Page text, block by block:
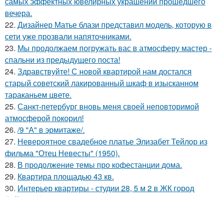
вечера.
22. Дизайнер Матье блази представил модель, которую в
сети уже прозвали напяточниками.
23. Мы продолжаем погружать вас в атмосферу мастер -
спальни из предыдущего поста!
24. Здравствуйте! С новой квартирой нам достался
старый советский лакированный шкаф в изысканном
тараканьем цвете.
25. Санкт-петербург вновь меня своей неповторимой
атмосферой покорил!
26. /9 "А" в эрмитаже/.
27. Невероятное свадебное платье Элизабет Тейлор из
фильма "Отец Невесты" (1950).
28. В продолжение темы про кофестанции дома.
29. Квартира площадью 43 кв.
30. Интерьер квартиры - студии 28, 5 м 2 в ЖК город